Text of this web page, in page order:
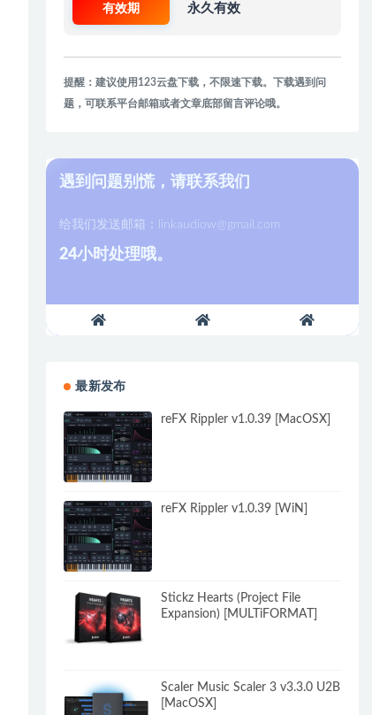
有效期 永久有效
提醒：建议使用123云盘下载，不限速下载。下载遇到问
题，可联系平台邮箱或者文章底部留言评论哦。
遇到问题别慌，请联系我们
给我们发送邮箱： linkaudiow@gmail.com
24小时处理哦。
最新发布
reFX Rippler v1.0.39 [MacOSX]
reFX Rippler v1.0.39 [WiN]
Stickz Hearts (Project File
Expansion) [MULTiFORMAT]
Scaler Music Scaler 3 v3.3.0 U2B
[MacOSX]